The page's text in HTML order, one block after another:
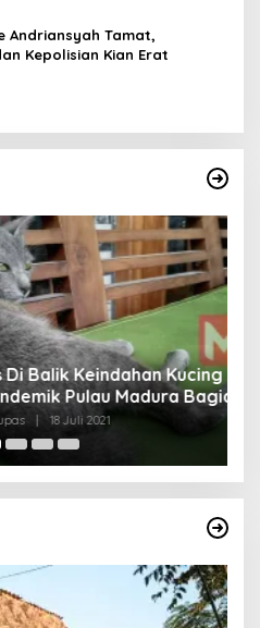
Andriansyah Tamat,
Kepolisian Kian Erat
Keindahan Kucing
Pulau Madura Bagian
18 Juli 2021